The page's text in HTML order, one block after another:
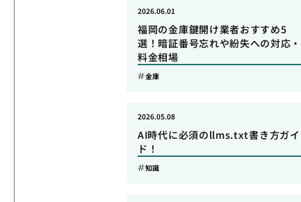
福岡の金庫鍵開け業者おすすめ5
選！暗証番号忘れや紛失への対応・
料金相場
2026.06.01
金庫
AI時代に必須のllms.txt書き方ガイ
ド！
2026.05.08
知識